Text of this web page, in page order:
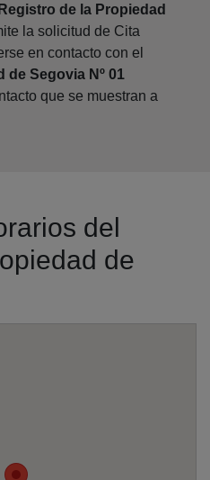
Registro de la Propiedad
la solicitud de Cita
en contacto con el
de Segovia Nº 01
que se muestran a
del
de